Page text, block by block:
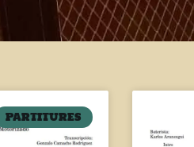
PARTITURES